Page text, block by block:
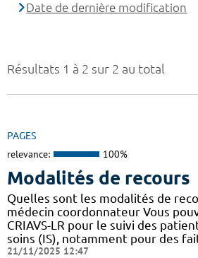
Résultats 1 à 2 sur 2 au total
PAGES
relevance: 100%
Modalités de recours
Quelles sont les modalités de
médecin coordonnateur Vous
CRIAVS-LR pour le suivi des
soins (IS), notamment pour des
21/11/2025 12:47
Date de dernière modification